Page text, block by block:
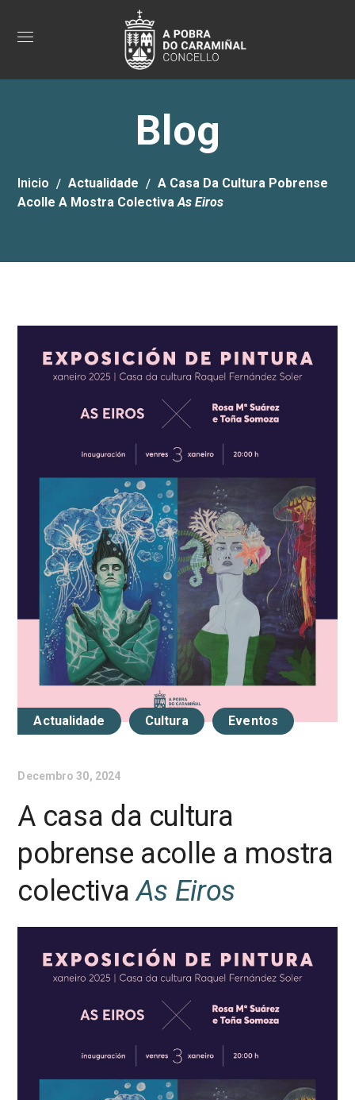
Blog
Inicio Actualidade
A Casa Da Cultura Pobrense
Acolle A Mostra ColectivaAs Eiros
Actualidade Cultura Eventos
Decembro 30, 2024
A casa da cultura
pobrense acolle a mostra
colectivaAs Eiros